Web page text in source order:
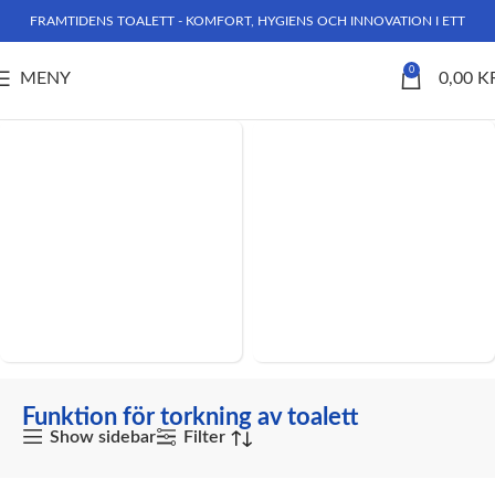
FRAMTIDENS TOALETT - KOMFORT, HYGIENS OCH INNOVATION I ETT
MENY 0 0,00
Funktion för torkning av toalett
Show sidebar Filter